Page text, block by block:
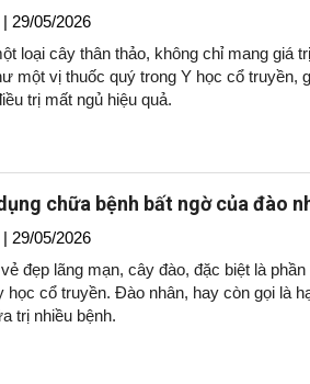
29/05/2026
loại cây thân thảo, không chỉ mang giá
một vị thuốc quý trong Y học cổ truyền,
trị mất ngủ hiệu quả.
chữa bệnh bất ngờ của đào
29/05/2026
đẹp lãng mạn, cây đào, đặc biệt là
học cổ truyền. Đào nhân, hay còn gọi là
trị nhiều bệnh.